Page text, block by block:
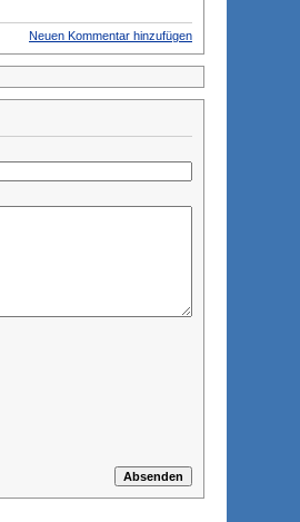
Neuen Kommentar hinzufügen